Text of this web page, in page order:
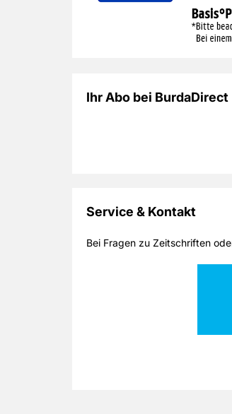
Ihr Abo bei BurdaDirect
Service & Kontakt
Bei Fragen zu Zeitschriften